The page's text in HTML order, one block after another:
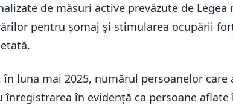
de măsuri active prevăzute de
pentru şomaj şi stimularea ocupării
în luna mai 2025, numărul persoanelor
înregistrarea în evidenţă ca persoane